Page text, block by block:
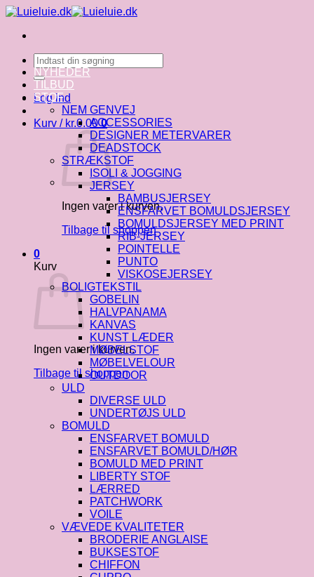
Fortsæt
indhold
Søg
efter:
Log ind
Kurv / kr.0.00 0
Ingen varer i kurven.
Tilbage til shoppen
0
Kurv
Ingen varer i kurven.
Tilbage til shoppen
NYHEDER
TILBUD
STOF
NEM GENVEJ
ACCESSORIES
DESIGNER METERVARER
DEADSTOCK
STRÆKSTOF
ISOLI & JOGGING
JERSEY
BAMBUSJERSEY
ENSFARVET BOMULDSJERSEY
BOMULDSJERSEY MED PRINT
RIB-JERSEY
POINTELLE
PUNTO
VISKOSEJERSEY
BOLIGTEKSTIL
GOBELIN
HALVPANAMA
KANVAS
KUNST LÆDER
MØBELSTOF
MØBELVELOUR
OUTDOOR
ULD
DIVERSE ULD
UNDERTØJS ULD
BOMULD
ENSFARVET BOMULD
ENSFARVET BOMULD/HØR
BOMULD MED PRINT
LIBERTY STOF
LÆRRED
PATCHWORK
VOILE
VÆVEDE KVALITETER
BRODERIE ANGLAISE
BUKSESTOF
CHIFFON